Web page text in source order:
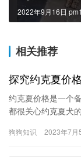
2022年9月16日
相关推荐
探究约克夏价
约克夏价格是一个
都很关心约克夏犬
为您提…
狗狗知识 2023年7月